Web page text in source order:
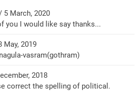
/ 5 March, 2020
you I would like say thanks...
May, 2019
vasram(gothram)
2018
correct the spelling of political.